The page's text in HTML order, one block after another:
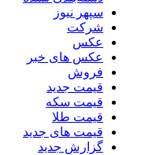
سپهر نیوز
شرکت
عکس
عکس های خبر
فروش
قیمت جدید
قیمت سکه
قیمت طلا
قیمت های جدید
گزارش جدید